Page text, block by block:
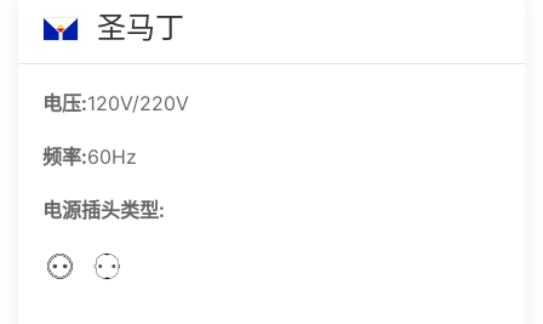
圣马丁
电压:120V/220V
频率:60Hz
电源插头类型: